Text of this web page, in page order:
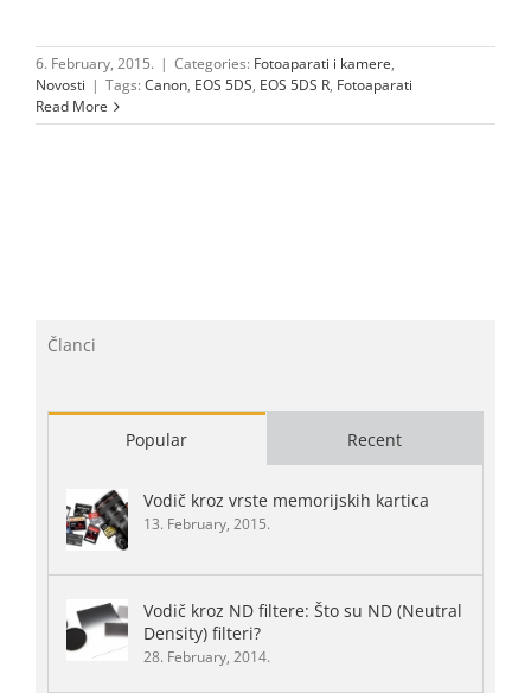
6. February, 2015. | Categories: Fotoaparati i kamere,
Novosti | Tags: Canon, EOS 5DS, EOS 5DS R, Fotoaparati
Read More
Članci
Popular Recent
Vodič kroz vrste memorijskih kartica
13. February, 2015.
Vodič kroz ND filtere: Što su ND (Neutral
Density) filteri?
28. February, 2014.